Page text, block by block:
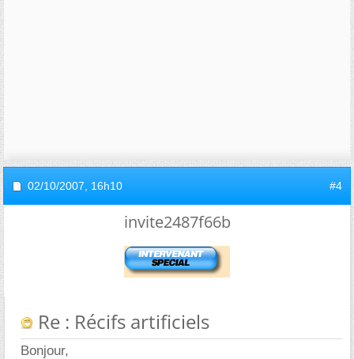
02/10/2007, 16h10 #4
invite2487f66b
Re : Récifs artificiels
Bonjour,